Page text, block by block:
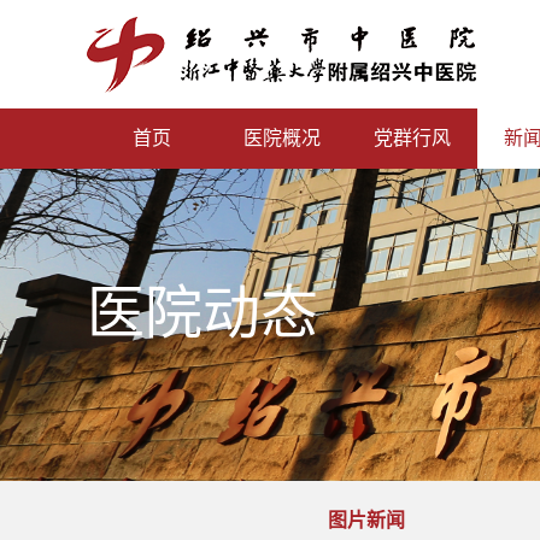
首页 医院概况 党群行风 新
医院动态
图片新闻